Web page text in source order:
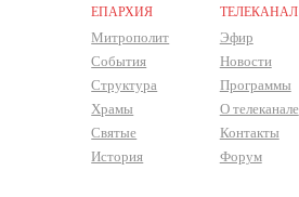
ЕПАРХИЯ
Митрополит
События
Структура
Храмы
Святые
История
ТЕЛЕКАНАЛ
Эфир
Новости
Программы
О телеканале
Контакты
Форум